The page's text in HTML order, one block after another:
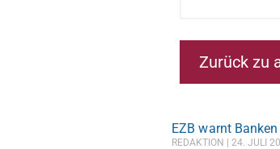
Zurück zu
EZB warnt
REDAKTION 24. JULI